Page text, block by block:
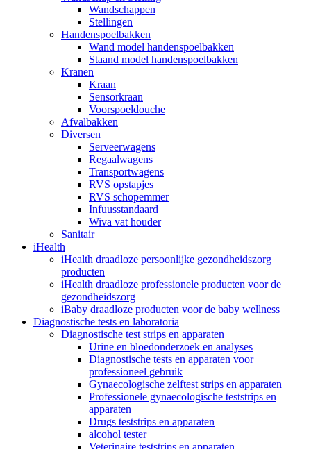
Wandschappen
Stellingen
Handenspoelbakken
Wand model handenspoelbakken
Staand model handenspoelbakken
Kranen
Kraan
Sensorkraan
Voorspoeldouche
Afvalbakken
Diversen
Serveerwagens
Regaalwagens
Transportwagens
RVS opstapjes
RVS schopemmer
Infuusstandaard
Wiva vat houder
Sanitair
iHealth
iHealth draadloze persoonlijke gezondheidszorg
producten
iHealth draadloze professionele producten voor de
gezondheidszorg
iBaby draadloze producten voor de baby wellness
Diagnostische tests en laboratoria
Diagnostische test strips en apparaten
Urine en bloedonderzoek en analyses
Diagnostische tests en apparaten voor
professioneel gebruik
Gynaecologische zelftest strips en apparaten
Professionele gynaecologische teststrips en
apparaten
Drugs teststrips en apparaten
alcohol tester
Veterinaire teststrips en apparaten